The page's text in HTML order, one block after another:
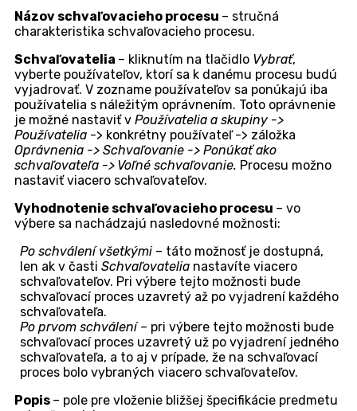
procesu kliknite na tlačidlo
+ Vytvoriť proces voľného
schvaľovania
, ktoré sa nachádza v pravom hornom
rohu zoznamu. Ak sa tlačidlo nezobrazuje,
skontrolujte, či má používateľ oprávnenie na
vytváranie voľných schvaľovacích procesov
(Používatelia a skupiny -> Používatelia-> konkrétny
používateľ -> záložkaOprávnenia -> Schvaľovanie ->
Voľné schvaľovanie – záznamy.)
Tlačidlo pre vytvorenie voľného schvaľovacieho
Po kliknutí na tlačidlo sa zobrazí formulár pre zadanie
parametrov schvaľovacieho procesu.